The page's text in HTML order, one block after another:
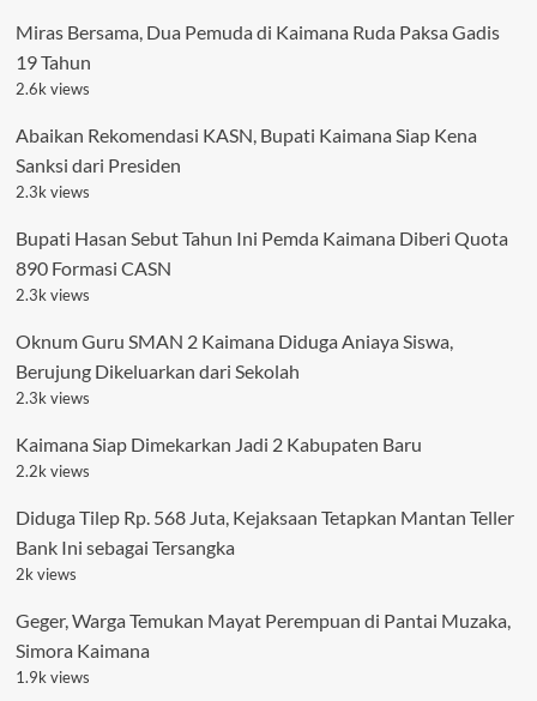
Miras Bersama, Dua Pemuda di Kaimana Ruda Paksa Gadis
19 Tahun
2.6k views
Abaikan Rekomendasi KASN, Bupati Kaimana Siap Kena
Sanksi dari Presiden
2.3k views
Bupati Hasan Sebut Tahun Ini Pemda Kaimana Diberi Quota
890 Formasi CASN
2.3k views
Oknum Guru SMAN 2 Kaimana Diduga Aniaya Siswa,
Berujung Dikeluarkan dari Sekolah
2.3k views
Kaimana Siap Dimekarkan Jadi 2 Kabupaten Baru
2.2k views
Diduga Tilep Rp. 568 Juta, Kejaksaan Tetapkan Mantan Teller
Bank Ini sebagai Tersangka
2k views
Geger, Warga Temukan Mayat Perempuan di Pantai Muzaka,
Simora Kaimana
1.9k views